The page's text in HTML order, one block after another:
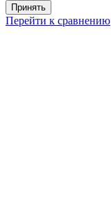
Принять
Перейти к сравнению